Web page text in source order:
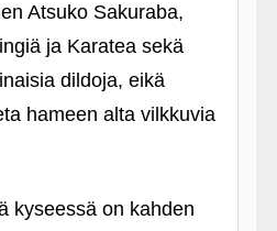
Atsuko Sakuraba,
ja Karatea sekä
dildoja, eikä
hameen alta vilkkuvia
kyseessä on kahden